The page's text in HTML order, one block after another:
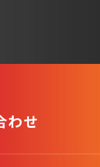
わせ